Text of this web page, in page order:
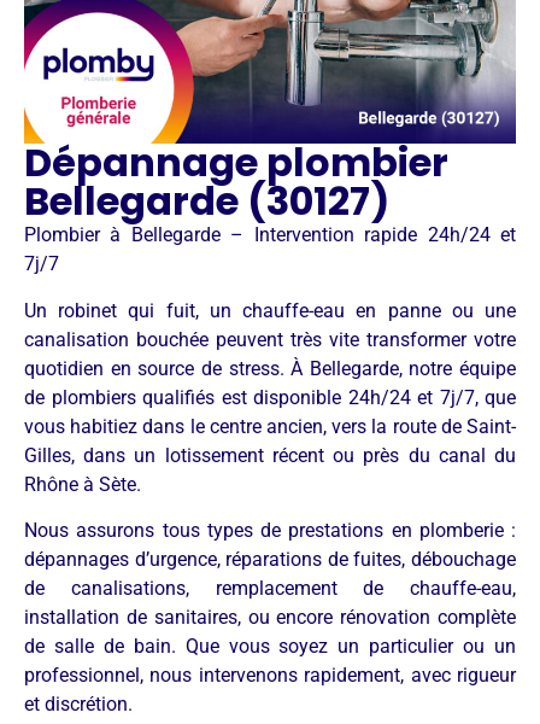
Dépannage plombier
Bellegarde (30127)
Plombier à Bellegarde – Intervention rapide 24h/24 et
7j/7
Un robinet qui fuit, un chauffe-eau en panne ou une
canalisation bouchée peuvent très vite transformer votre
quotidien en source de stress. À Bellegarde, notre équipe
de plombiers qualifiés est disponible 24h/24 et 7j/7, que
vous habitiez dans le centre ancien, vers la route de Saint-
Gilles, dans un lotissement récent ou près du canal du
Rhône à Sète.
Nous assurons tous types de prestations en plomberie :
dépannages d’urgence, réparations de fuites, débouchage
de canalisations, remplacement de chauffe-eau,
installation de sanitaires, ou encore rénovation complète
de salle de bain. Que vous soyez un particulier ou un
professionnel, nous intervenons rapidement, avec rigueur
et discrétion.